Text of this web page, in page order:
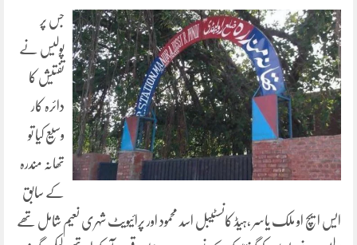
جس پر
پولیس نے
تفتیش کا
دائرہ کار
وسیع کیا تو
تھانہ مندرہ
کے سابق
ایس ایچ او ملک یاسر ،ہیڈ کانسٹیبل اسد محمود اور پرائیویٹ شہری نعیم شامل تھے